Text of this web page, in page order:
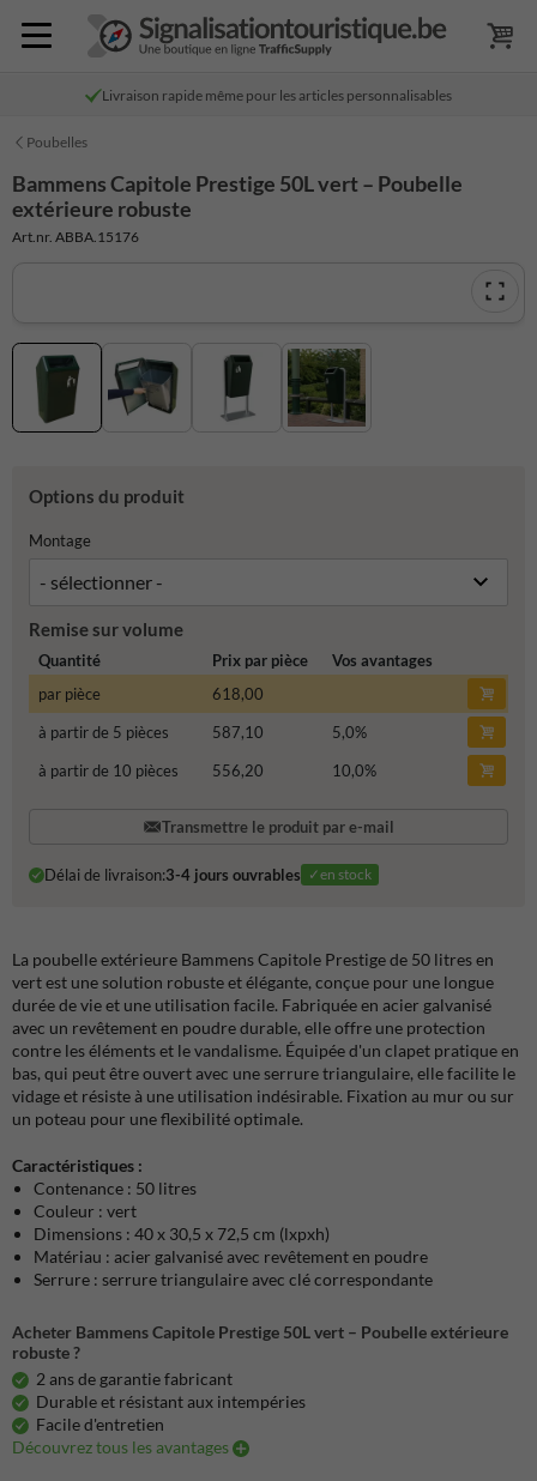
Livraison rapide même pour les articles personnalisables
Poubelles
Bammens Capitole Prestige 50L vert – Poubelle
extérieure robuste
Art.nr. ABBA.15176
Options du produit
Montage
Remise sur volume
Quantité Prix par pièce
Vos avantages
par pièce
618,00
à partir de 5 pièces
587,10 5,0%
à partir de 10 pièces
556,20 10,0%
Transmettre le produit par e-mail
Délai de livraison:3-4 jours ouvrables ✓en stock
La poubelle extérieure Bammens Capitole Prestige de 50 litres en
vert est une solution robuste et élégante, conçue pour une longue
durée de vie et une utilisation facile. Fabriquée en acier galvanisé
avec un revêtement en poudre durable, elle offre une protection
contre les éléments et le vandalisme. Équipée d'un clapet pratique en
bas, qui peut être ouvert avec une serrure triangulaire, elle facilite le
vidage et résiste à une utilisation indésirable. Fixation au mur ou sur
un poteau pour une flexibilité optimale.
Caractéristiques :
Contenance : 50 litres
Couleur : vert
Dimensions : 40 x 30,5 x 72,5 cm (lxpxh)
Matériau : acier galvanisé avec revêtement en poudre
Serrure : serrure triangulaire avec clé correspondante
Acheter Bammens Capitole Prestige 50L vert – Poubelle extérieure
robuste ?
2 ans de garantie fabricant
Durable et résistant aux intempéries
Facile d'entretien
Découvrez tous les avantages